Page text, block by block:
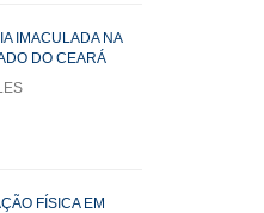
IMACULADA NA
DO CEARÁ
FÍSICA EM